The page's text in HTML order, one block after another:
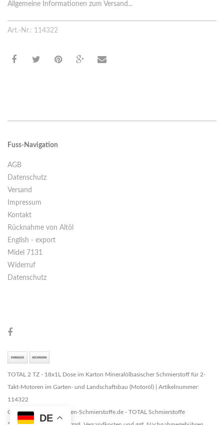
DE
Allgemeine Informationen zum Versand...
Art.-Nr.: 114322
Fuss-Navigation
AGB
Datenschutz
Versand
Impressum
Kontakt
Rücknahme von Altöl
English - export
Midel 7131
Widerruf
Datenschutz
TOTAL 2 TZ - 18x1L Dose im Karton Mineralölbasischer Schmierstoff für 2-
Takt-Motoren im Garten- und Landschaftsbau (Motoröl) | Artikelnummer:
114322
Copyright © 2026 Marken-Schmierstoffe.de - TOTAL Schmierstoffe